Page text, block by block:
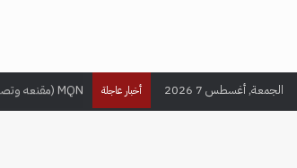
الجمعة, أغسطس 7 2026 أخبار عاجلة MQN (مقنعه وتصويب).. صانع محتوى عراقي يحقق ملايين المتابعين في عالم الألعاب الإلكترونية